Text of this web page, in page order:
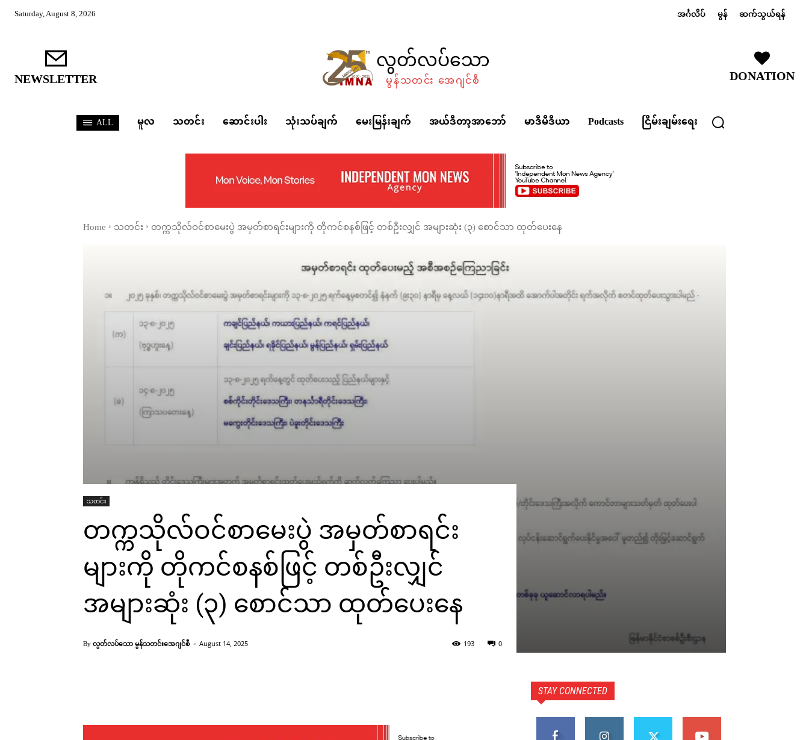
Saturday, August 8, 2026 အင်္ဂလိပ် မွန် ဆက်သွယ်ရန်
NEWSLETTER လွတ်လပ်သော
မွန်သတင်း အေဂျင်စီ DONATION
ALL မူလ သတင်း ဆောင်းပါး သုံးသပ်ချက် မေးမြန်းချက် အယ်ဒီတာ့အာဘော် မာဒီမီဒီယာ Podcasts ငြိမ်းချမ်းရေး
Home သတင်း တက္ကသိုလ်ဝင်စာမေးပွဲ အမှတ်စာရင်းများကို တိုကင်စနစ်ဖြင့် တစ်ဦးလျှင် အများဆုံး (၃) စောင်သာ ထုတ်ပေးနေ
သတင်း
တက္ကသိုလ်ဝင်စာမေးပွဲ အမှတ်စာရင်း
များကို တိုကင်စနစ်ဖြင့် တစ်ဦးလျှင်
အများဆုံး (၃) စောင်သာ ထုတ်ပေးနေ
By လွတ်လပ်သော မွန်သတင်းအေဂျင်စီ - August 14, 2025 0
193
STAY CONNECTED